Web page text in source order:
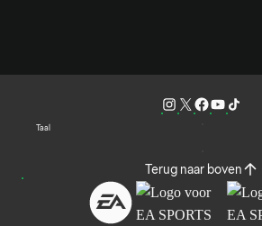
Taal
Terug naar boven